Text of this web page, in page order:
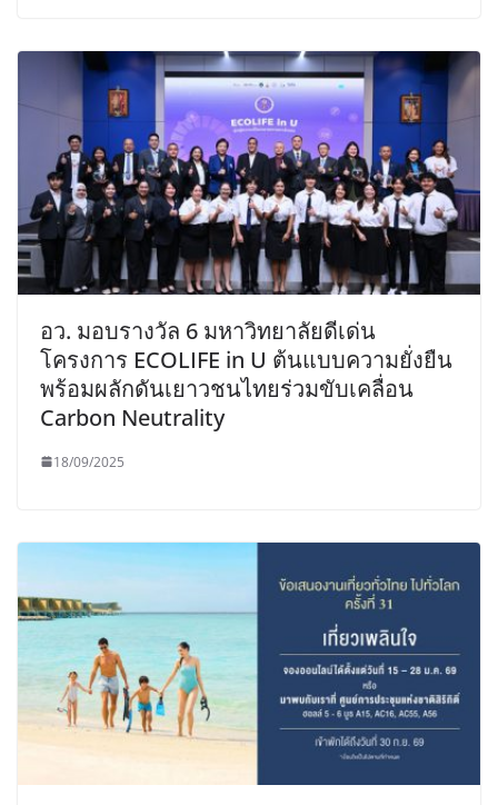
อว. มอบรางวัล 6 มหาวิทยาลัยดีเด่น
โครงการ ECOLIFE in U ต้นแบบความยั่งยืน
พร้อมผลักดันเยาวชนไทยร่วมขับเคลื่อน
Carbon Neutrality
18/09/2025